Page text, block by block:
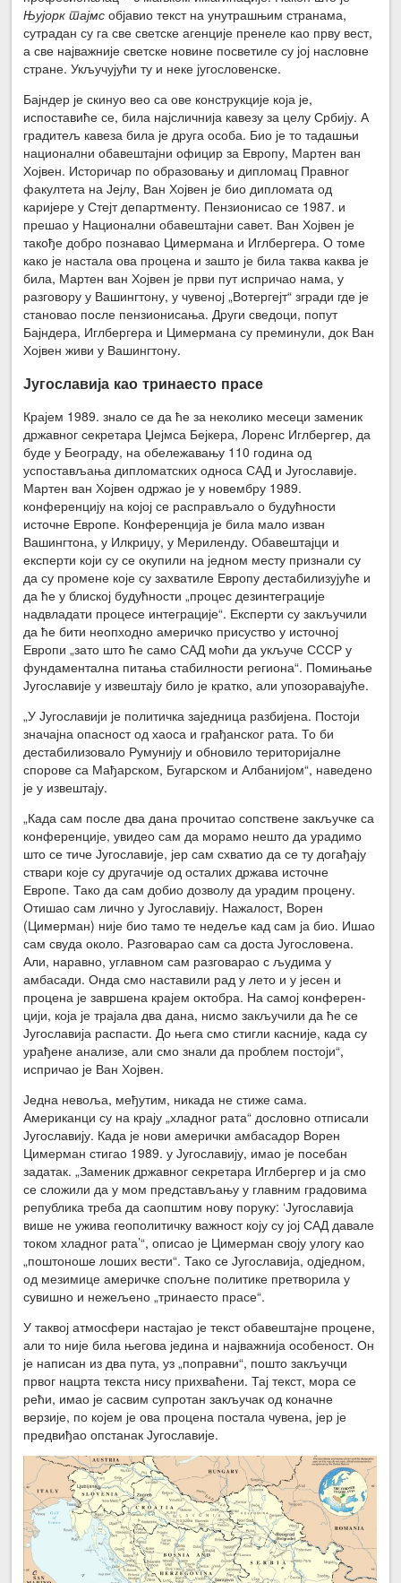
Њујорк тајмс објавио текст на унутрашњим странама,
сутрадан су га све светске агенције пренеле као прву вест,
а све најважније светске новине посветиле су јој насловне
стране. Укључујући ту и неке југословенске.
Бајндер је скинуо вео са ове конструкције која је,
испоставиће се, била најсличнија кавезу за целу Србију. А
градитељ кавеза била је друга особа. Био је то тадашњи
национални обавештајни официр за Европу, Мартен ван
Хојвен. Историчар по образовању и дипломац Правног
факулте­та на Јејлу, Ван Хојвен је био дипломата од
каријере у Стејт департменту. Пензионисао се 1987. и
прешао у Национални обавештајни савет. Ван Хојвен је
такође добро познавао Цимермана и Иглбергера. О томе
како је настала ова процена и зашто је била таква каква је
била, Мартен ван Хојвен је први пут испричао нама, у
разговору у Вашингтону, у чувеној „Вотергејт“ згради где је
становао после пензионисања. Други сведоци, попут
Бајндера, Иглбергера и Цимермана су преминули, док Ван
Хојвен живи у Вашингтону.
Југославија као тринаесто прасе
Крајем 1989. знало се да ће за неколико месеци заменик
државног секре­тара Џејмса Бејкера, Лоренс Иглбергер, да
буде у Београду, на обележавању 110 година од
успостављања дипломатских односа САД и Југославије.
Мартен ван Хојвен одржао је у новембру 1989.
конференцију на којој се расправљало о будућности
источне Европе. Конференција је била мало изван
Вашингтона, у Илкриџу, у Мериленду. Обавештајци и
експерти који су се окупили на једном месту признали су
да су промене које су захватиле Европу дестабилизујуће и
да ће у блиској будућности „процес дезинтеграције
надвладати процесе ин­теграције“. Експерти су закључили
да ће бити неопходно америчко присуство у источној
Европи „зато што ће само САД моћи да укључе СССР у
фунда­ментална питања стабилности региона“. Помињање
Југославије у извештају било је кратко, али упозоравајуће.
„У Југославији је политичка заједница разбијена. Постоји
значајна опасност од хаоса и грађанског рата. То би
дестабилизовало Румунију и обновило територијалне
спорове са Мађарском, Бугарском и Ал­банијом“, наведено
је у извештају.
„Када сам после два дана прочитао сопствене закључке са
конференције, увидео сам да морамо нешто да урадимо
што се тиче Југославије, јер сам схватио да се ту догађају
ствари које су другачије од осталих држава источне
Европе. Тако да сам добио дозволу да урадим процену.
Отишао сам лично у Југославију. Нажалост, Ворен
(Цимерман) није био тамо те недеље кад сам ја био. Ишао
сам свуда около. Разговарао сам са доста Југословена.
Али, нара­вно, углавном сам разговарао с људима у
амбасади. Онда смо наставили рад у лето и у јесен и
процена је завршена крајем октобра. На самој конферен­
цији, која је трајала два дана, нисмо закључили да ће се
Југославија распасти. До њега смо стигли касније, када су
урађене анализе, али смо знали да проблем постоји“,
испричао је Ван Хојвен.
Једна невоља, међутим, никада не стиже сама.
Американци су на крају „хладног рата“ дословно отписали
Југославију. Када је нови амерички амба­садор Ворен
Цимерман стигао 1989. у Југославију, имао је посебан
задатак. „Заменик државног секретара Иглбергер и ја смо
се сложили да у мом пред­стављању у главним градовима
република треба да саопштим нову поруку: ‘Југославија
више не ужива геополитичку важност коју су јој САД давале
током хладног рата’“, описао је Цимерман своју улогу као
„поштоноше лоших вести“. Тако се Југославија, одједном,
од мезимице америчке спољне политике прет­ворила у
сувишно и нежељено „тринаесто прасе“.
У таквој атмосфери настајао је текст обавештајне процене,
али то није била његова једина и најважнија особеност. Он
је написан из два пута, уз „по­правни“, пошто закључци
првог нацрта текста нису прихваћени. Тај текст, мора се
рећи, имао је сасвим супротан закључак од коначне
верзије, по којем је ова процена постала чувена, јер је
предвиђао опстанак Југославије.